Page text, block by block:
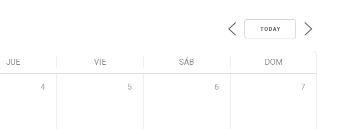
TODAY
JUE VIE SÁB DOM
4 5 6 7